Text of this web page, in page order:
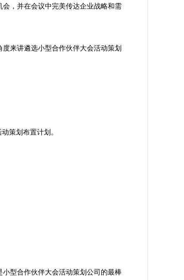
，并在会议中完美传达企业战略和需
来讲遴选小型合作伙伴大会活动策划
策划布置计划。
型合作伙伴大会活动策划公司的最棒